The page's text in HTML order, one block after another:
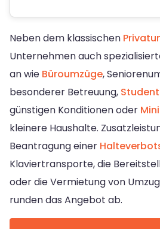
Neben dem klassischen
Unternehmen auch
an wie Büroumzüge,
besonderer Betreuung,
günstigen Konditionen oder
kleinere Haushalte.
Beantragung einer
Klaviertransporte, die
oder die Vermietung von
runden das Angebot ab.